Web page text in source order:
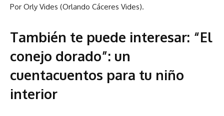
Por Orly Vides (Orlando Cáceres Vides).
También te puede interesar: “El
conejo dorado”: un
cuentacuentos para tu niño
interior